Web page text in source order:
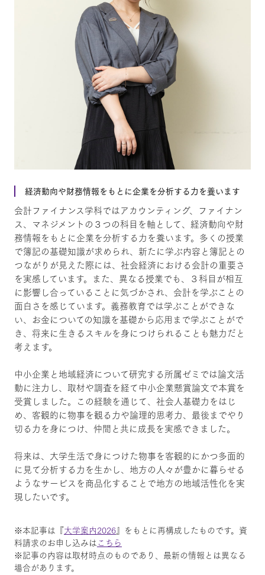
経済動向や財務情報をもとに企業を分析する力を養います
会計ファイナンス学科ではアカウンティング、ファイナン
ス、マネジメントの３つの科目を軸として、経済動向や財
務情報をもとに企業を分析する力を養います。多くの授業
で簿記の基礎知識が求められ、新たに学ぶ内容と簿記との
つながりが見えた際には、社会経済における会計の重要さ
を実感しています。また、異なる授業でも、３科目が相互
に影響し合っていることに気づかされ、会計を学ぶことの
面白さを感じています。義務教育では学ぶことができな
い、お金についての知識を基礎から応用まで学ぶことがで
き、将来に生きるスキルを身につけられることも魅力だと
考えます。
中小企業と地域経済について研究する所属ゼミでは論文活
動に注力し、取材や調査を経て中小企業懸賞論文で本賞を
受賞しました。この経験を通じて、社会人基礎力をはじ
め、客観的に物事を観る力や論理的思考力、最後までやり
切る力を身につけ、仲間と共に成長を実感できました。
将来は、大学生活で身につけた物事を客観的にかつ多面的
に見て分析する力を生かし、地方の人々が豊かに暮らせる
ようなサービスを商品化することで地方の地域活性化を実
現したいです。
※本記事は『大学案内2026』をもとに再構成したものです。資
料請求のお申し込みはこちら
※記事の内容は取材時点のものであり、最新の情報とは異なる
場合があります。